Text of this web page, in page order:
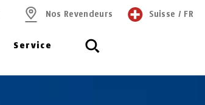
Service
Nos Revendeurs Suisse / FR